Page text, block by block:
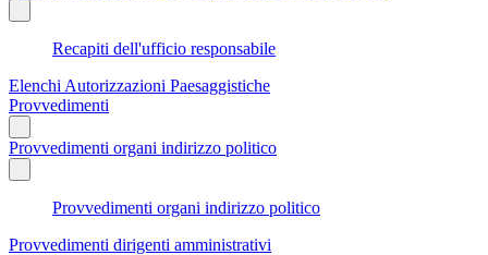
Recapiti dell'ufficio responsabile
Elenchi Autorizzazioni Paesaggistiche
Provvedimenti
Provvedimenti organi indirizzo politico
Provvedimenti organi indirizzo politico
Provvedimenti dirigenti amministrativi